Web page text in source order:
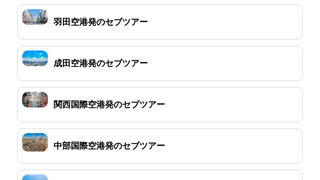
羽田空港発のセブツアー
成田空港発のセブツアー
関西国際空港発のセブツアー
中部国際空港発のセブツアー